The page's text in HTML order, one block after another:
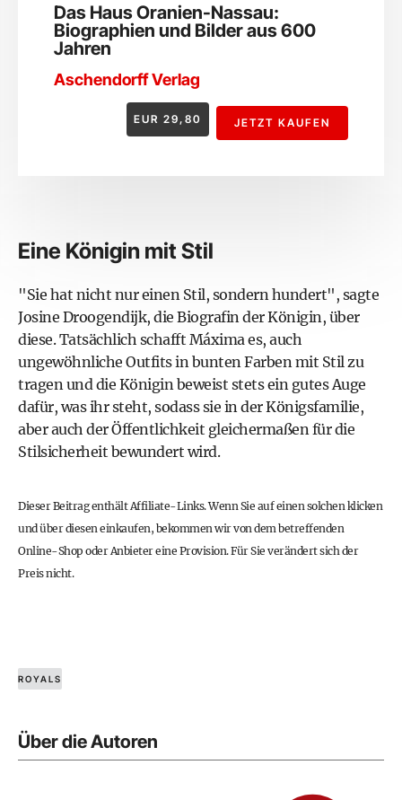
Das Haus Oranien-Nassau:
Biographien und Bilder aus 600
Jahren
Aschendorff Verlag
EUR 29,80 JETZT KAUFEN
Eine Königin mit Stil
"Sie hat nicht nur einen Stil, sondern hundert", sagte
Josine Droogendijk, die Biografin der Königin, über
diese. Tatsächlich schafft Máxima es, auch
ungewöhnliche Outfits in bunten Farben mit Stil zu
tragen und die Königin beweist stets ein gutes Auge
dafür, was ihr steht, sodass sie in der Königsfamilie,
aber auch der Öffentlichkeit gleichermaßen für die
Stilsicherheit bewundert wird.
Dieser Beitrag enthält Affiliate-Links. Wenn Sie auf einen solchen klicken
und über diesen einkaufen, bekommen wir von dem betreffenden
Online-Shop oder Anbieter eine Provision. Für Sie verändert sich der
Preis nicht.
ROYALS
Über die Autoren